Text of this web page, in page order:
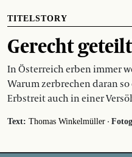
TITELSTORY
Gerecht
In Österreich erben immer
Warum zerbrechen daran
Erbstreit auch in einer
Text: Thomas Winkelmüller ·